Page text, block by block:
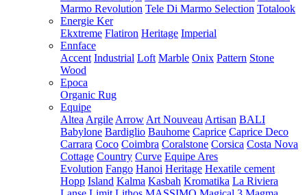
Marmo Revolution Tele Di Marmo Selection Totalook
Energie Ker
Ekxtreme Flatiron Heritage Imperial
Ennface
Accent Industrial Loft Marble Onix Pattern Stone
Wood
Epoca
Organic Rug
Equipe
Altea Argile Arrow Art Nouveau Artisan BALI
Babylone Bardiglio Bauhome Caprice Caprice Deco
Carrara Coco Coimbra Coralstone Corsica Costa Nova
Cottage Country Curve Equipe Ares
Evolution Fango Hanoi Heritage Hexatile cement
Hopp Island Kalma Kasbah Kromatika La Riviera